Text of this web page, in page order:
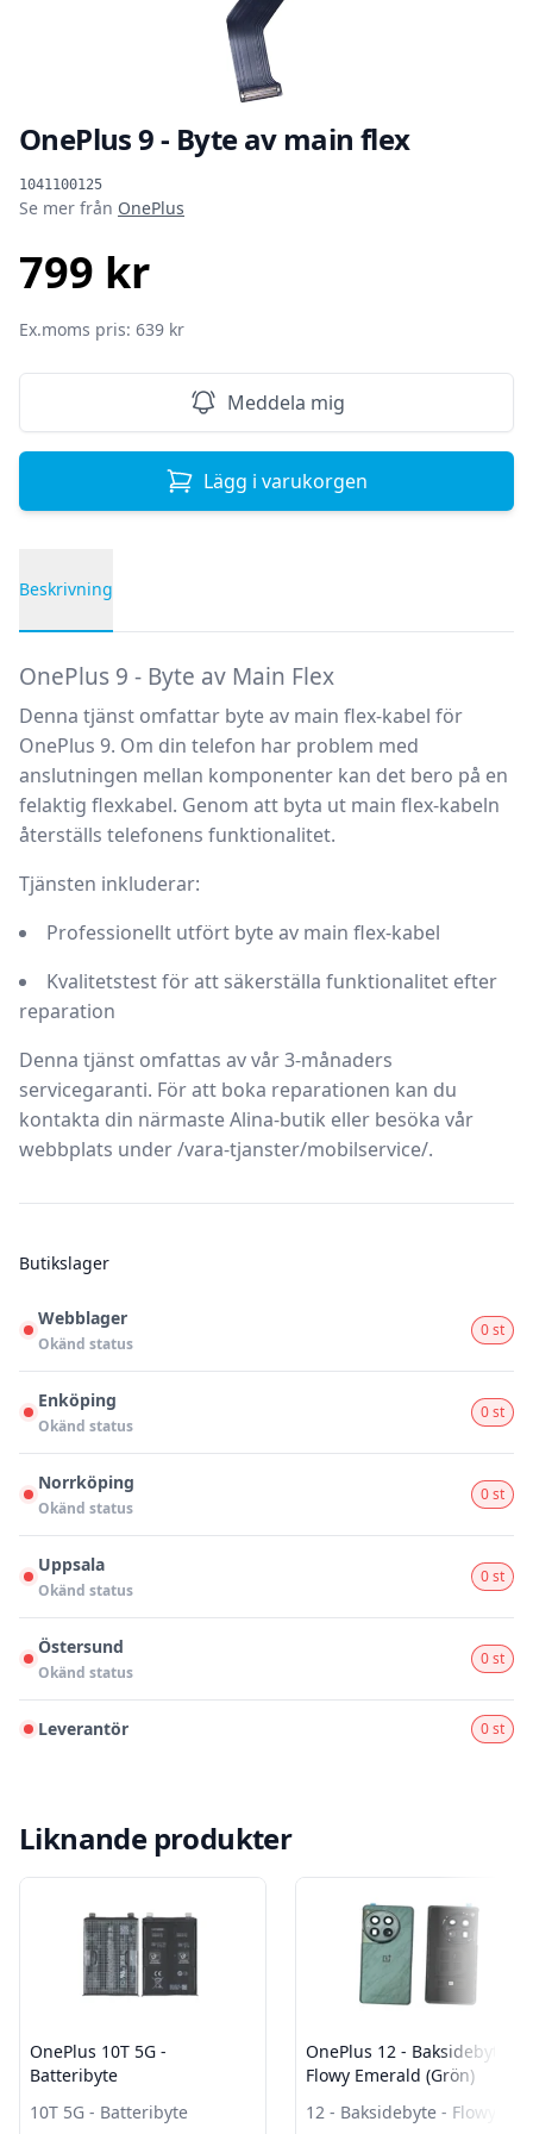
OnePlus 9 - Byte av main flex
1041100125
Produktinformation
Se mer från OnePlus
799 kr
Ex.moms pris: 639 kr
Meddela mig
Lägg i varukorgen
Beskrivning
OnePlus 9 - Byte av Main Flex
Denna tjänst omfattar byte av main flex-kabel för
OnePlus 9. Om din telefon har problem med
anslutningen mellan komponenter kan det bero på en
felaktig flexkabel. Genom att byta ut main flex-kabeln
återställs telefonens funktionalitet.
Tjänsten inkluderar:
Professionellt utfört byte av main flex-kabel
Kvalitetstest för att säkerställa funktionalitet efter
reparation
Denna tjänst omfattas av vår3-månaders
servicegaranti. För att boka reparationen kan du
kontakta din närmaste Alina-butik eller besöka vår
webbplats under /vara-tjanster/mobilservice/.
Butikslager
Webblager
Okänd status
0 st
Enköping
Okänd status
0 st
Norrköping
Okänd status
0 st
Uppsala
Okänd status
0 st
Östersund
Okänd status
0 st
Leverantör 0 st
Liknande produkter
OnePlus 10T 5G -
Batteribyte
10T 5G - Batteribyte
OnePlus 12 - Baksidebyte -
Flowy Emerald (Grön)
12 - Baksidebyte - Flowy